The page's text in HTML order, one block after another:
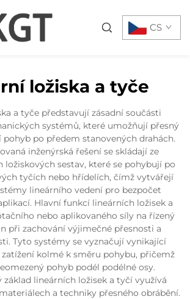
CS
ložiska a tyče
a tyče představují zásadní součásti
systémů, které umožňují přesný
pohyb po předem stanovených drahách.
inženýrská řešení se skládají ze
ložiskových sestav, které se pohybují po
tyčích nebo hřídelích, čímž vytvářejí
lineárního vedení pro bezpočet
Hlavní funkcí lineárních ložisek a
nebo aplikovaného síly na řízený
při zachování výjimečné přesnosti a
Tyto systémy se vyznačují vynikající
kolmé k směru pohybu, přičemž
pohyb podél podélné osy.
základ lineárních ložisek a tyčí využívá
a techniky přesného obrábění.